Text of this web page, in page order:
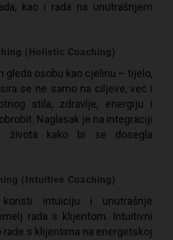
kao i rada na unutrašnjem
(Holistic Coaching)
gleda osobu kao cjelinu – tijelo,
se ne samo na ciljeve, već i
stila, zdravlje, energiju i
Naglasak je na integraciji
života kako bi se dosegla
(Intuitive Coaching)
intuiciju i unutrašnje
rada s klijentom. Intuitivni
s klijentima na energetskoj